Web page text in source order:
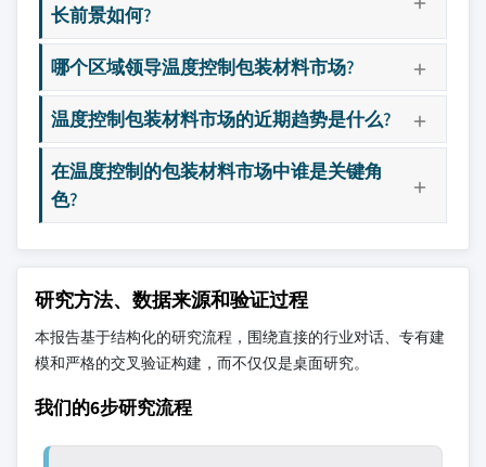
长前景如何?
哪个区域领导温度控制包装材料市场?
温度控制包装材料市场的近期趋势是什么?
在温度控制的包装材料市场中谁是关键角
色?
研究方法、数据来源和验证过程
本报告基于结构化的研究流程，围绕直接的行业对话、专有建
模和严格的交叉验证构建，而不仅仅是桌面研究。
我们的6步研究流程